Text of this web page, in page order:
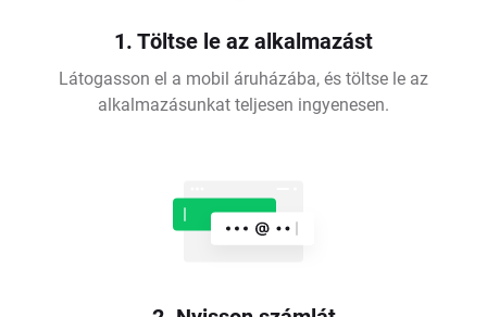
1. Töltse le az alkalmazást
Látogasson el a mobil áruházába, és töltse le az
alkalmazásunkat teljesen ingyenesen.